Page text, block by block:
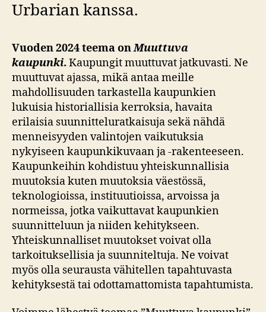
Urbarian kanssa.
Vuoden 2024 teema onMuuttuva
kaupunki. Kaupungit muuttuvat jatkuvasti. Ne
muuttuvat ajassa, mikä antaa meille
mahdollisuuden tarkastella kaupunkien
lukuisia historiallisia kerroksia, havaita
erilaisia suunnitteluratkaisuja sekä nähdä
menneisyyden valintojen vaikutuksia
nykyiseen kaupunkikuvaan ja -rakenteeseen.
Kaupunkeihin kohdistuu yhteiskunnallisia
muutoksia kuten muutoksia väestössä,
teknologioissa, instituutioissa, arvoissa ja
normeissa, jotka vaikuttavat kaupunkien
suunnitteluun ja niiden kehitykseen.
Yhteiskunnalliset muutokset voivat olla
tarkoituksellisia ja suunniteltuja. Ne voivat
myös olla seurausta vähitellen tapahtuvasta
kehityksestä tai odottamattomista tapahtumista.